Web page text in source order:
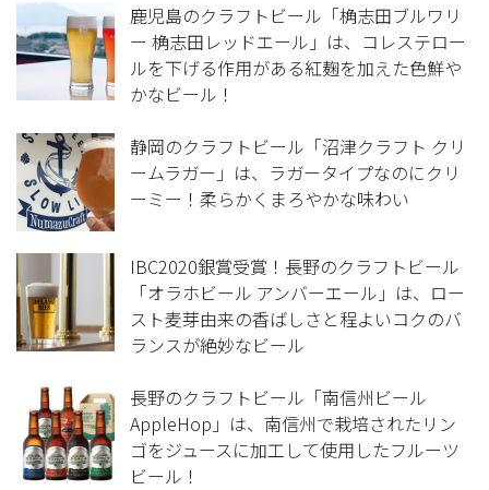
鹿児島のクラフトビール「桷志田ブルワリ
ー 桷志田レッドエール」は、コレステロー
ルを下げる作用がある紅麹を加えた色鮮や
かなビール！
静岡のクラフトビール「沼津クラフト クリ
ームラガー」は、ラガータイプなのにクリ
ーミー！柔らかくまろやかな味わい
IBC2020銀賞受賞！長野のクラフトビール
「オラホビール アンバーエール」は、ロー
スト麦芽由来の香ばしさと程よいコクのバ
ランスが絶妙なビール
長野のクラフトビール「南信州ビール
AppleHop」は、南信州で栽培されたリン
ゴをジュースに加工して使用したフルーツ
ビール！